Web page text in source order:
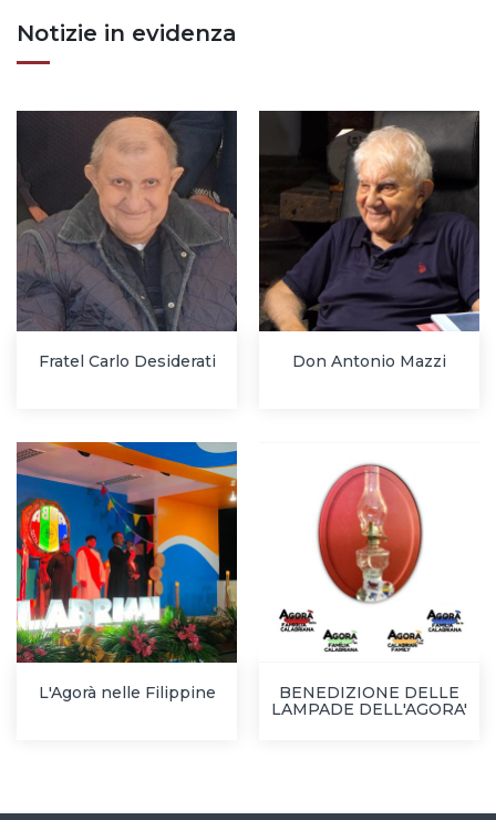
Notizie in evidenza
Fratel Carlo Desiderati Don Antonio Mazzi
L'Agorà nelle Filippine
BENEDIZIONE DELLE
LAMPADE DELL'AGORA'